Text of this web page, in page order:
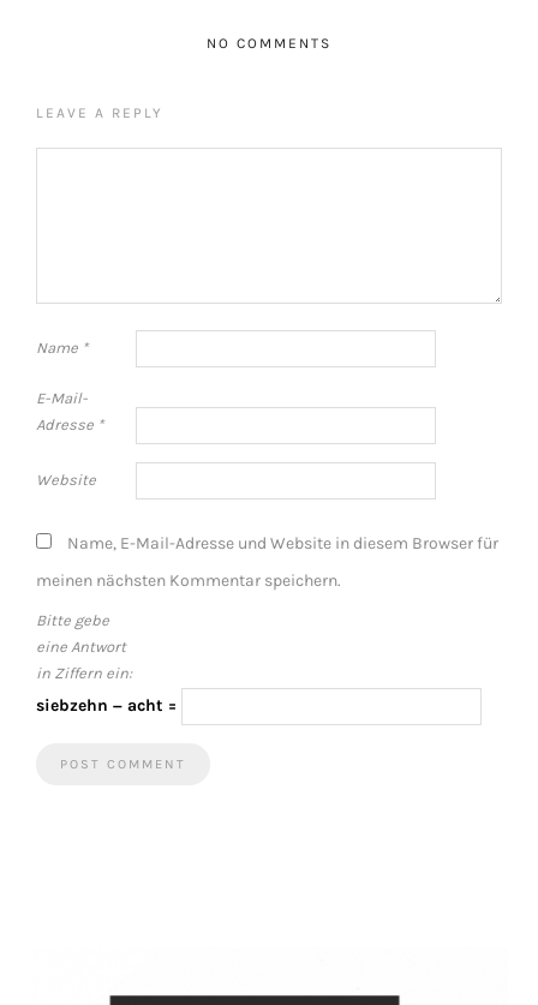
NO COMMENTS
LEAVE A REPLY
Name *
E-Mail-
Adresse *
Website
Name, E-Mail-Adresse und Website in diesem Browser für
meinen nächsten Kommentar speichern.
Bitte gebe
eine Antwort
in Ziffern ein:
siebzehn − acht =